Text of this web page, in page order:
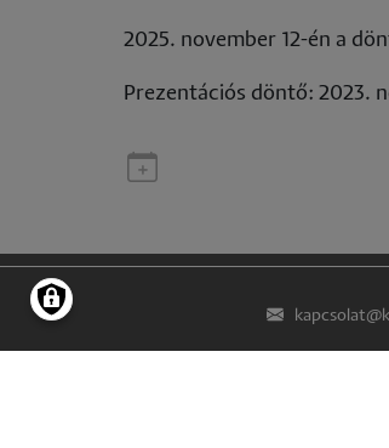
2025. november 12-én a
Prezentációs döntő: 2023.